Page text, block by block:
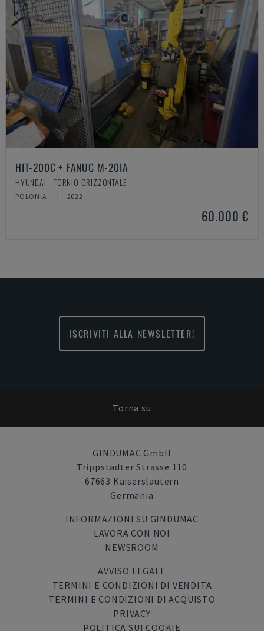
HIT-200C + FANUC M-20IA
HYUNDAI - TORNIO ORIZZONTALE
POLONIA 2022
60.000 €
ISCRIVITI ALLA NEWSLETTER!
Torna su
GINDUMAC GmbH
Trippstadter Strasse 110
67663 Kaiserslautern
Germania
INFORMAZIONI SU GINDUMAC
LAVORA CON NOI
NEWSROOM
AVVISO LEGALE
TERMINI E CONDIZIONI DI VENDITA
TERMINI E CONDIZIONI DI ACQUISTO
PRIVACY
POLITICA SUI COOKIE